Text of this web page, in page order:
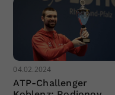
04.02.2024
ATP-Challenger